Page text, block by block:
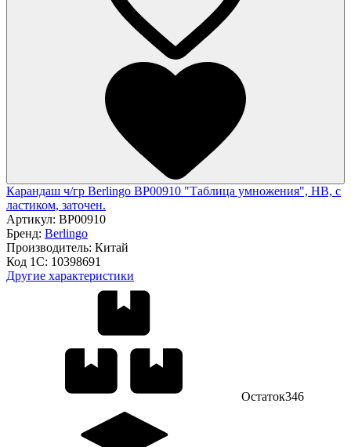
Карандаш ч/гр Berlingo BP00910 "Таблица умножения", HB, c
ластиком, заточен.
Артикул: BP00910
Бренд: Berlingo
Производитель: Китай
Код 1С: 10398691
Другие характеристики
Остаток346